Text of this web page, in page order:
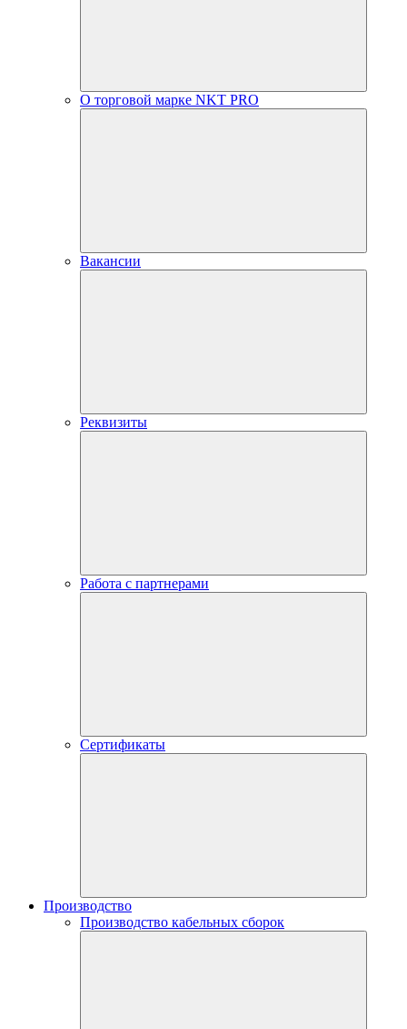
О торговой марке NKT PRO
Вакансии
Реквизиты
Работа с партнерами
Сертификаты
Производство
Производство кабельных сборок